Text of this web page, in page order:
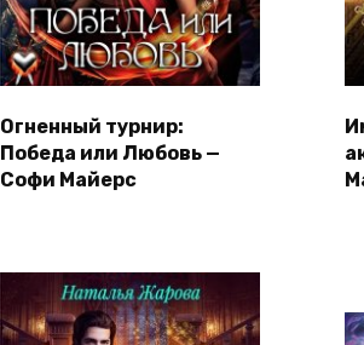
Огненный турнир:
Победа или Любовь —
Софи Майерс